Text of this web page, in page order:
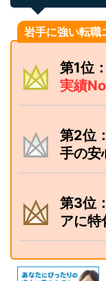
岩手に強い転職
第1位：
実績
第2位：
手の安
第3位：
アに特